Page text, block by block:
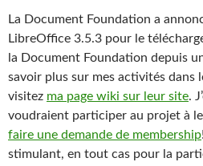
La Document Foundation a
LibreOffice 3.5.3 pour le
la Document Foundation depuis
savoir plus sur mes activités dans
visitez ma page wiki sur leur site.
voudraient participer au projet à
faire une demande de membership
stimulant, en tout cas pour la